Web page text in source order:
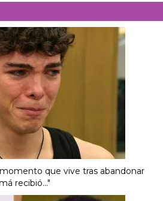
que vive tras abandonar
recibió..."